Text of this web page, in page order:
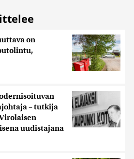
on
– tutkija
uudistajana